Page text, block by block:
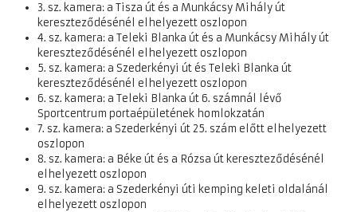
3. sz. kamera: a Tisza út és a Munkácsy Mihály út
kereszteződésénél elhelyezett oszlopon
4. sz. kamera: a Teleki Blanka út és a Munkácsy Mihály út
kereszteződésénél elhelyezett oszlopon
5. sz. kamera: a Szederkényi út és Teleki Blanka út
kereszteződésénél elhelyezett oszlopon
6. sz. kamera: a Teleki Blanka út 6. számnál lévő
Sportcentrum portaépületének homlokzatán
7. sz. kamera: a Szederkényi út 25. szám előtt elhelyezett
oszlopon
8. sz. kamera: a Béke út és a Rózsa út kereszteződésénél
elhelyezett oszlopon
9. sz. kamera: a Szederkényi úti kemping keleti oldalánál
elhelyezett oszlopon